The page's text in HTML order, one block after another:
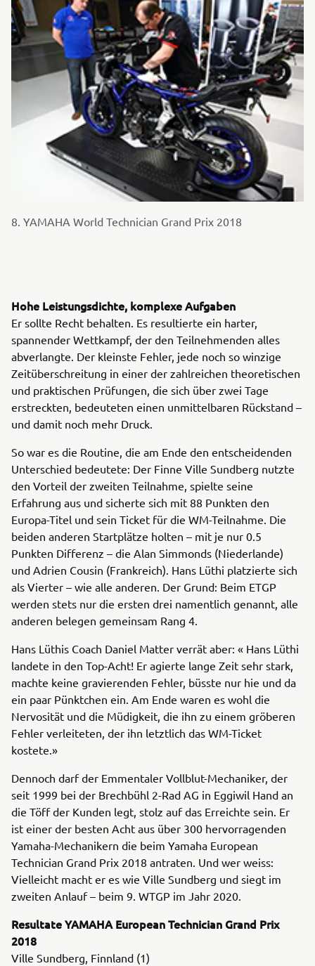
8. YAMAHA World Technician Grand Prix 2018
Hohe Leistungsdichte, komplexe Aufgaben
Er sollte Recht behalten. Es resultierte ein harter,
spannender Wettkampf, der den Teilnehmenden alles
abverlangte. Der kleinste Fehler, jede noch so winzige
Zeitüberschreitung in einer der zahlreichen theoretischen
und praktischen Prüfungen, die sich über zwei Tage
erstreckten, bedeuteten einen unmittelbaren Rückstand –
und damit noch mehr Druck.
So war es die Routine, die am Ende den entscheidenden
Unterschied bedeutete: Der Finne Ville Sundberg nutzte
den Vorteil der zweiten Teilnahme, spielte seine
Erfahrung aus und sicherte sich mit 88 Punkten den
Europa-Titel und sein Ticket für die WM-Teilnahme. Die
beiden anderen Startplätze holten – mit je nur 0.5
Punkten Differenz – die Alan Simmonds (Niederlande)
und Adrien Cousin (Frankreich). Hans Lüthi platzierte sich
als Vierter – wie alle anderen. Der Grund: Beim ETGP
werden stets nur die ersten drei namentlich genannt, alle
anderen belegen gemeinsam Rang 4.
Hans Lüthis Coach Daniel Matter verrät aber: « Hans Lüthi
landete in den Top-Acht! Er agierte lange Zeit sehr stark,
machte keine gravierenden Fehler, büsste nur hie und da
ein paar Pünktchen ein. Am Ende waren es wohl die
Nervosität und die Müdigkeit, die ihn zu einem gröberen
Fehler verleiteten, der ihn letztlich das WM-Ticket
kostete.»
Dennoch darf der Emmentaler Vollblut-Mechaniker, der
seit 1999 bei der Brechbühl 2-Rad AG in Eggiwil Hand an
die Töff der Kunden legt, stolz auf das Erreichte sein. Er
ist einer der besten Acht aus über 300 hervorragenden
Yamaha-Mechanikern die beim Yamaha European
Technician Grand Prix 2018 antraten. Und wer weiss:
Vielleicht macht er es wie Ville Sundberg und siegt im
zweiten Anlauf – beim 9. WTGP im Jahr 2020.
Resultate YAMAHA European Technician Grand Prix
2018
Ville Sundberg, Finnland (1)